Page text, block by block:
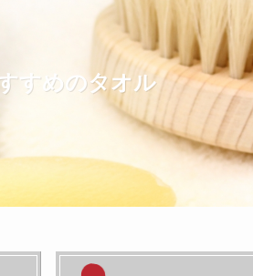
すめのタオル